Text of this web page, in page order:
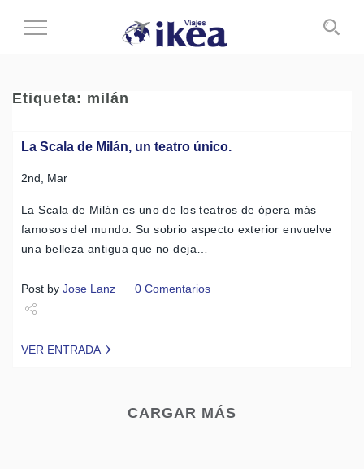
Cambiar
navegación
Etiqueta: milán
La Scala de Milán, un teatro único.
2nd, Mar
La Scala de Milán es uno de los teatros de ópera más
famosos del mundo. Su sobrio aspecto exterior envuelve
una belleza antigua que no deja…
Post by Jose Lanz 0 Comentarios
VER ENTRADA
CARGAR MÁS